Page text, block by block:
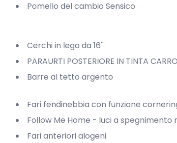
Pomello del cambio Sensico
Cerchi in lega da 16''
PARAURTI POSTERIORE IN TINTA
Barre al tetto argento
Fari fendinebbia con funzione
Follow Me Home - luci a
Fari anteriori alogeni